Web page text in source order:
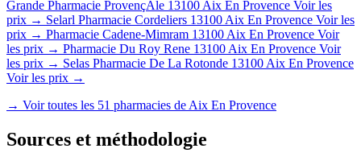
Grande Pharmacie ProvençAle 13100 Aix En Provence Voir les
prix → Selarl Pharmacie Cordeliers 13100 Aix En Provence Voir les
prix → Pharmacie Cadene-Mimram 13100 Aix En Provence Voir
les prix → Pharmacie Du Roy Rene 13100 Aix En Provence Voir
les prix → Selas Pharmacie De La Rotonde 13100 Aix En Provence
Voir les prix →
→ Voir toutes les 51 pharmacies de Aix En Provence
Sources et méthodologie